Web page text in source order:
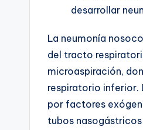
desarrollar
La neumonía
del tracto
microaspiración,
respiratorio inferior.
por factores
tubos